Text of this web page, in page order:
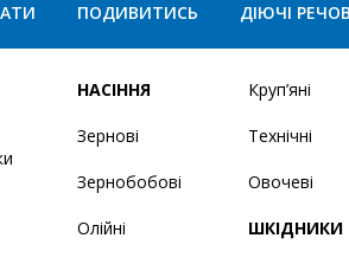
ПОДИВИТИСЬ ДІЮЧІ
НАСІННЯ
Зернові
Зернобобові
Олійні
Круп’яні
Технічні
Овочеві
ШКІДНИКИ